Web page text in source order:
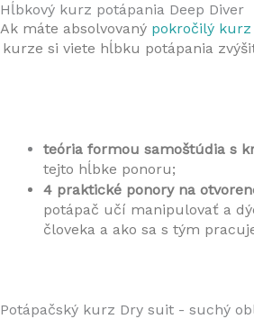
Hĺbkový kurz potápania Deep Diver
Ak máte absolvovaný pokročilý
kurze si viete hĺbku potápania
teória formou samoštúdia s
tejto hĺbke ponoru;
4 praktické ponory na
potápač učí manipulovať a
človeka a ako sa s tým
Potápačský kurz Dry suit - suchý